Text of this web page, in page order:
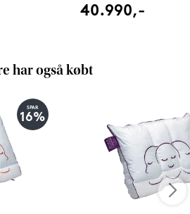
40.990,-
har også købt
SPAR
16%